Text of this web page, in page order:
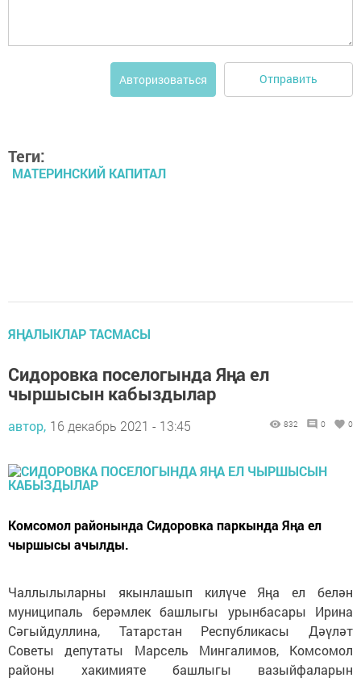
Авторизоваться Отправить
Теги:
МАТЕРИНСКИЙ КАПИТАЛ
ЯҢАЛЫКЛАР ТАСМАСЫ
Сидоровка поселогында Яңа ел
чыршысын кабыздылар
автор, 16 декабрь 2021 - 13:45 832 0 0
Комсомол районында Сидоровка паркында Яңа ел
чыршысы ачылды.
Чаллылыларны якынлашып килүче Яңа ел белән
муниципаль берәмлек башлыгы урынбасары Ирина
Сәгыйдуллина, Татарстан Республикасы Дәүләт
Советы депутаты Марсель Мингалимов, Комсомол
районы хакимияте башлыгы вазыйфаларын